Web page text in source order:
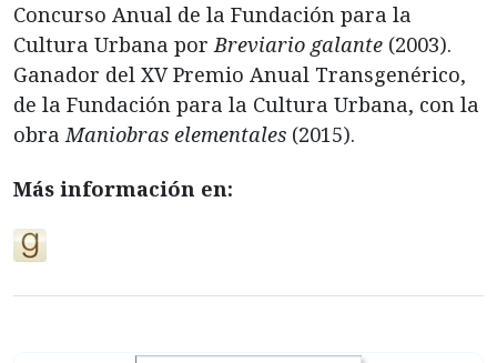
Concurso Anual de la Fundación para la
Cultura Urbana por Breviario galante (2003).
Ganador del XV Premio Anual Transgenérico,
de la Fundación para la Cultura Urbana, con la
obraManiobras elementales (2015).
Más información en: